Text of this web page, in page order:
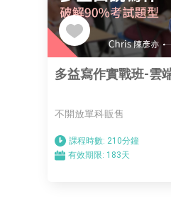
多益寫作實戰班-雲
不開放單科販售
課程時數: 210分鐘
有效期限: 183天